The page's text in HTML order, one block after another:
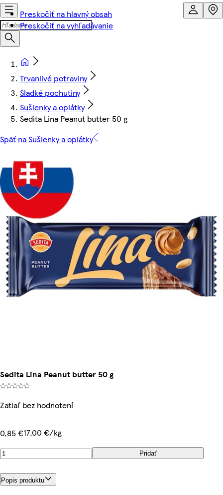
Preskočiť na hlavný obsah
Preskočiť na vyhľadávanie
Trvanlivé potraviny
Sladké pochutiny
Sušienky a oplátky
Sedita Lina Peanut butter 50 g
Späť na Sušienky a oplátky
Sedita Lina Peanut butter 50 g
Zatiaľ bez hodnotení
0,85 €17,00 €/kg
Pridať
Popis produktu